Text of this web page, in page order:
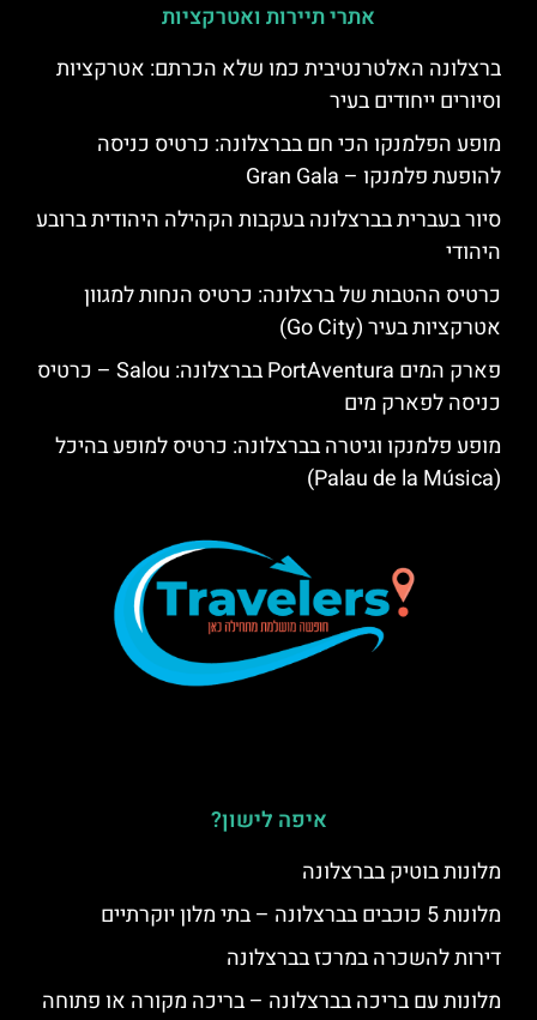
אתרי תיירות ואטרקציות
ברצלונה האלטרנטיבית כמו שלא הכרתם: אטרקציות
וסיורים ייחודים בעיר
מופע הפלמנקו הכי חם בברצלונה: כרטיס כניסה
להופעת פלמנקו – Gran Gala
סיור בעברית בברצלונה בעקבות הקהילה היהודית ברובע
היהודי
כרטיס ההטבות של ברצלונה: כרטיס הנחות למגוון
אטרקציות בעיר (Go City)
פארק המים PortAventura בברצלונה: Salou – כרטיס
כניסה לפארק מים
מופע פלמנקו וגיטרה בברצלונה: כרטיס למופע בהיכל
(Palau de la Música)
איפה לישון?
מלונות בוטיק בברצלונה
מלונות 5 כוכבים בברצלונה – בתי מלון יוקרתיים
דירות להשכרה במרכז בברצלונה
מלונות עם בריכה בברצלונה – בריכה מקורה או פתוחה